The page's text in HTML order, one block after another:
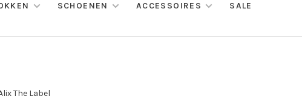
SCHOENEN ACCESSOIRES
SALE
The Label